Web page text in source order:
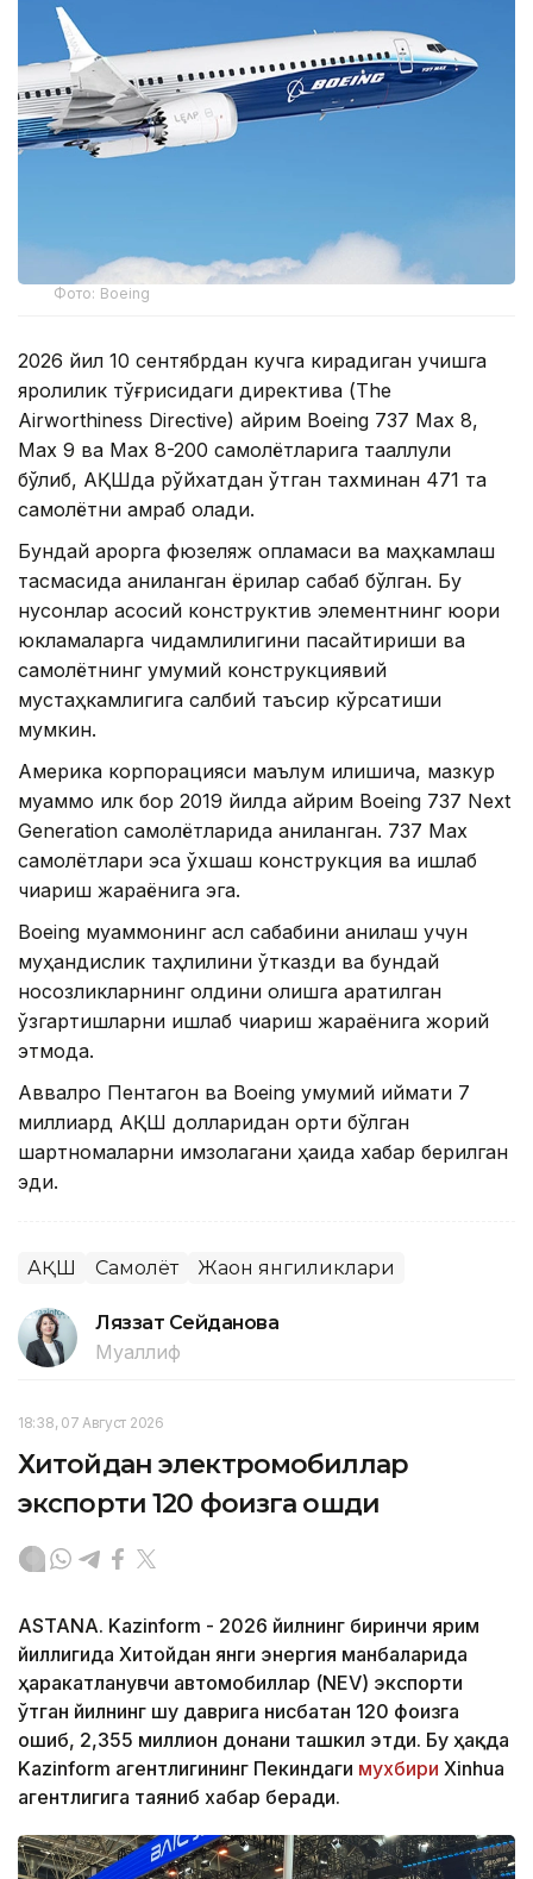
Фото: Boeing
2026 йил 10 сентябрдан кучга кирадиган учишга
яроқлилик тўғрисидаги директива (The
Airworthiness Directive) айрим Boeing 737 Max 8,
Max 9 ва Max 8-200 самолётларига тааллуқли
бўлиб, АҚШда рўйхатдан ўтган тахминан 471 та
самолётни қамраб олади.
Бундай қарорга фюзеляж қопламаси ва маҳкамлаш
тасмасида аниқланган ёриқлар сабаб бўлган. Бу
нуқсонлар асосий конструктив элементнинг юқори
юкламаларга чидамлилигини пасайтириши ва
самолётнинг умумий конструкциявий
мустаҳкамлигига салбий таъсир кўрсатиши
мумкин.
Америка корпорацияси маълум қилишича, мазкур
муаммо илк бор 2019 йилда айрим Boeing 737 Next
Generation самолётларида аниқланган. 737 Max
самолётлари эса ўхшаш конструкция ва ишлаб
чиқариш жараёнига эга.
Boeing муаммонинг асл сабабини аниқлаш учун
муҳандислик таҳлилини ўтказди ва бундай
носозликларнинг олдини олишга қаратилган
ўзгартишларни ишлаб чиқариш жараёнига жорий
этмоқда.
Аввалроқ Пентагон ва Boeing умумий қиймати 7
миллиард АҚШ долларидан ортиқ бўлган
шартномаларни имзолагани ҳақида хабар берилган
эди.
АҚШ Самолёт Жаҳон янгиликлари
Ляззат Сейданова
Муаллиф
18:38, 07 Август 2026
Хитойдан электромобиллар
экспорти 120 фоизга ошди
ASTANA. Kazinform - 2026 йилнинг биринчи ярим
йиллигида Хитойдан янги энергия манбаларида
ҳаракатланувчи автомобиллар (NEV) экспорти
ўтган йилнинг шу даврига нисбатан 120 фоизга
ошиб, 2,355 миллион донани ташкил этди. Бу ҳақда
Kazinform агентлигининг Пекиндаги мухбири Xinhua
агентлигига таяниб хабар беради.